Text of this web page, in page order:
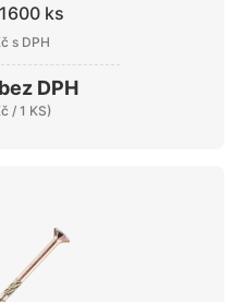
1600 ks
s DPH
bez DPH
/ 1 KS)